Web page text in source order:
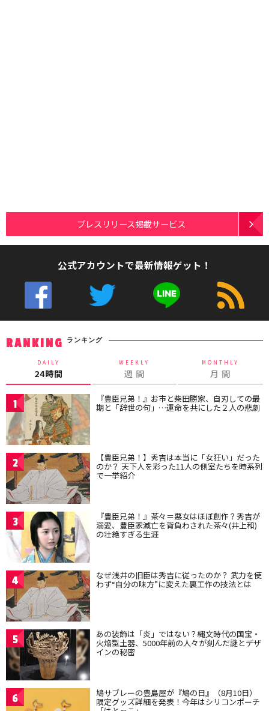
プレスリリース掲載サービス
公式アカウントで最新情報ゲット！
RANKING ランキング
DAILY
24時間
WEEKLY
週 間
MONTHLY
月 間
1 『豊臣兄弟！』お市と柴田勝家、自刃しての最
期と「辞世の句」…運命を共にした２人の悲劇
2 【豊臣兄弟！】秀吉は本当に「女狂い」だった
のか？ 天下人を彩った11人の側室たちを時系列
で一挙紹介
3 『豊臣兄弟！』茶々＝悪女はほぼ創作？秀吉が
溺愛、豊臣家滅亡を背負わされた茶々(井上和)
の壮絶すぎる生涯
4 なぜ浅井の旧臣は秀吉に従ったのか？ 武力を使
わず“自分の味方”に変えた裏工作の技法とは
5 あの装飾は「炎」ではない？縄文時代の国宝・
火焔型土器、5000年前の人々が刻んだ謎とデザ
インの秘密
6 鳩サブレーの豊島屋が『鳩の日』（8月10日）
限定グッズ詳細を発表！今年はシリコンポーチ